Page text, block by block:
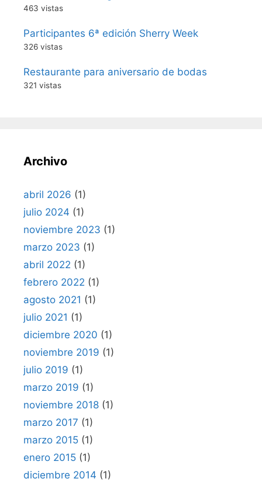
463 vistas
Participantes 6ª edición Sherry Week
326 vistas
Restaurante para aniversario de bodas
321 vistas
Archivo
abril 2026 (1)
julio 2024 (1)
noviembre 2023 (1)
marzo 2023 (1)
abril 2022 (1)
febrero 2022 (1)
agosto 2021 (1)
julio 2021 (1)
diciembre 2020 (1)
noviembre 2019 (1)
julio 2019 (1)
marzo 2019 (1)
noviembre 2018 (1)
marzo 2017 (1)
marzo 2015 (1)
enero 2015 (1)
diciembre 2014 (1)